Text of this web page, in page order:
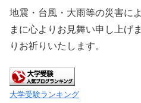
地震・台風・大雨等の災害に
まに心よりお見舞い申し上げ
りお祈りいたします。
大学受験ランキング